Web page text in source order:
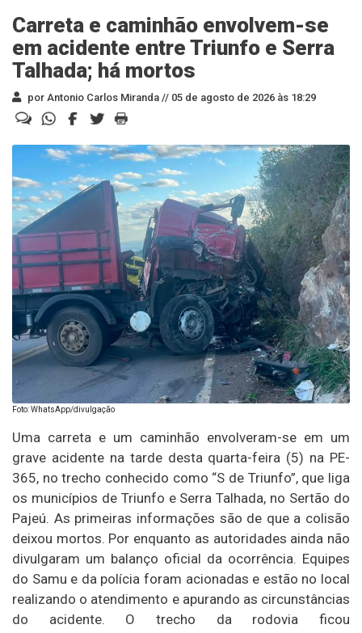
Carreta e caminhão envolvem-se
em acidente entre Triunfo e Serra
Talhada; há mortos
por Antonio Carlos Miranda // 05 de agosto de 2026 às 18:29
Foto: WhatsApp/divulgação
Uma carreta e um caminhão envolveram-se em um
grave acidente na tarde desta quarta-feira (5) na PE-
365, no trecho conhecido como “S de Triunfo”, que liga
os municípios de Triunfo e Serra Talhada, no Sertão do
Pajeú. As primeiras informações são de que a colisão
deixou mortos. Por enquanto as autoridades ainda não
divulgaram um balanço oficial da ocorrência. Equipes
do Samu e da polícia foram acionadas e estão no local
realizando o atendimento e apurando as circunstâncias
do acidente. O trecho da rodovia ficou